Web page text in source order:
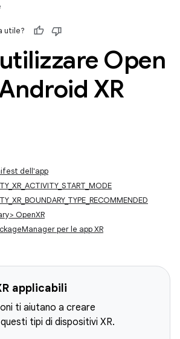
utile?
Open
XR
dell'app
OpenXR
per le app XR
applicabili
ti aiutano a creare
tipi di dispositivi XR.